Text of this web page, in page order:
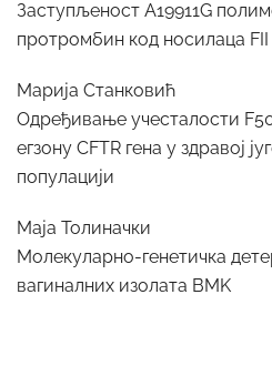
Заступљеност A19911G
протромбин код носилаца FII
Марија Станковић
Одређивање учесталости
егзону CFTR гена у здравој
популацији
Маја Толиначки
Молекуларно-генетичка
вагиналних изолата BMK